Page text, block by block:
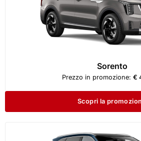
Sorento
Prezzo in promozione: €
Scopri la